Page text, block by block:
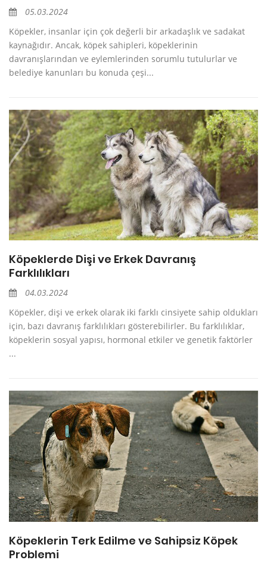
05.03.2024
Köpekler, insanlar için çok değerli bir arkadaşlık ve sadakat
kaynağıdır. Ancak, köpek sahipleri, köpeklerinin
davranışlarından ve eylemlerinden sorumlu tutulurlar ve
belediye kanunları bu konuda çeşi...
Köpeklerde Dişi ve Erkek Davranış
Farklılıkları
04.03.2024
Köpekler, dişi ve erkek olarak iki farklı cinsiyete sahip oldukları
için, bazı davranış farklılıkları gösterebilirler. Bu farklılıklar,
köpeklerin sosyal yapısı, hormonal etkiler ve genetik faktörler
...
Köpeklerin Terk Edilme ve Sahipsiz Köpek
Problemi